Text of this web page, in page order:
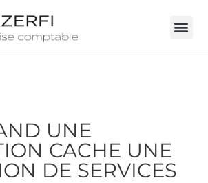
UNE
CACHE UNE
DE SERVICES